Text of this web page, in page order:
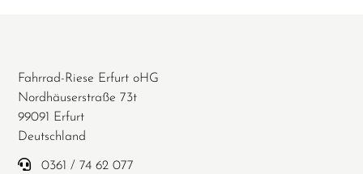
Fahrrad-Riese Erfurt oHG
Nordhäuserstraße 73t
99091 Erfurt
Deutschland
0361 / 74 62 077